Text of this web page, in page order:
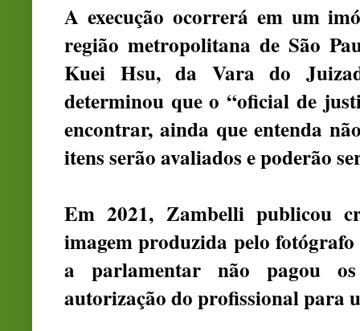
A execução ocorrerá em um
região metropolitana de São
Kuei Hsu, da Vara do
determinou que o “oficial de
encontrar, ainda que entenda
itens serão avaliados e poderão
Em 2021, Zambelli publicou
imagem produzida pelo fotógrafo
a parlamentar não pagou
autorização do profissional para